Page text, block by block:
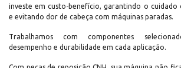
investe em custo-benefício, garantindo o cuidado
e evitando dor de cabeça com máquinas paradas.
Trabalhamos com componentes
desempenho e durabilidade em cada aplicação.